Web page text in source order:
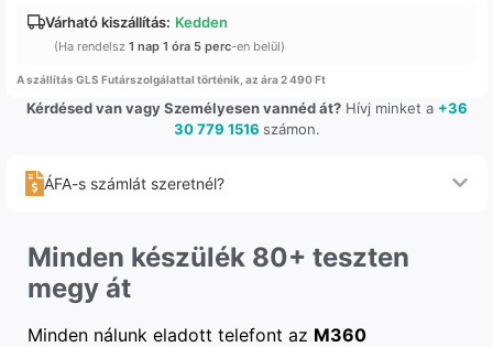
Várható kiszállítás: Kedden
(Ha rendelsz 1 nap 1 óra 5 perc-en belül)
A szállítás GLS Futárszolgálattal történik, az ára 2 490 Ft
Kérdésed van vagy Személyesen vannéd át?Hívj minket a +36
30 779 1516 számon.
ÁFA-s számlát szeretnél?
Minden készülék 80+ teszten
megy át
Minden nálunk eladott telefont az M360